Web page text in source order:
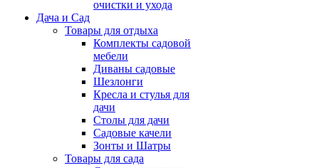
очистки и ухода
Дача и Сад
Товары для отдыха
Комплекты садовой
мебели
Диваны садовые
Шезлонги
Кресла и стулья для
дачи
Столы для дачи
Садовые качели
Зонты и Шатры
Товары для сада